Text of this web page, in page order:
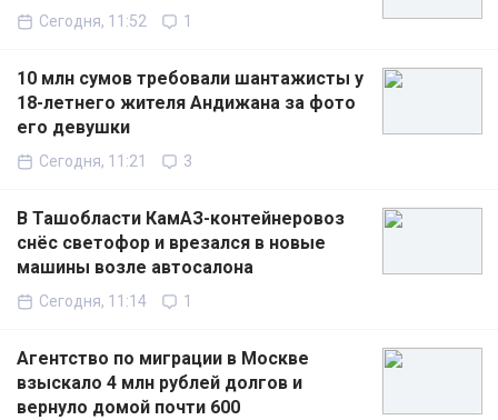
Сегодня, 11:52 1
10 млн сумов требовали шантажисты у
18-летнего жителя Андижана за фото
его девушки
Сегодня, 11:21 3
В Ташобласти КамАЗ-контейнеровоз
снёс светофор и врезался в новые
машины возле автосалона
Сегодня, 11:14 1
Агентство по миграции в Москве
взыскало 4 млн рублей долгов и
вернуло домой почти 600